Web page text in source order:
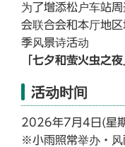
为了增添松户车站
会联合会和本厅地
季风景诗活动
「七夕和萤火虫之夜
活动时间
2026年7月4日(星
※小雨照常举办・风